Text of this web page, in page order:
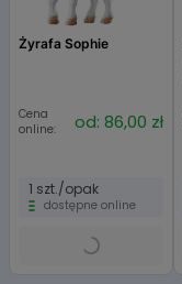
Glycerin
Sodium Chloride
Phenoxyethanol
Parfum (Fragrance)
Tetrasodium EDTA
Hydrogenated Polydecene
Tocopheryl Acetate
Ascorbyl Tetraisopalmitate
Żyrafa Sophie
Cena
online:
od: 86,00 zł
1 szt./opak
dostępne online